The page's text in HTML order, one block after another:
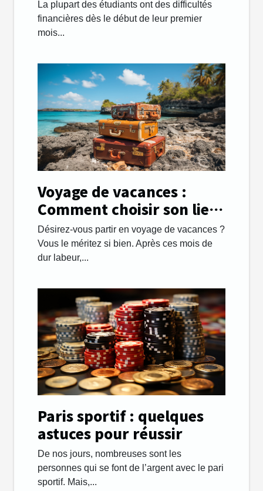
payer ses études ?
La plupart des étudiants ont des difficultés
financières dès le début de leur premier
mois...
Voyage de vacances :
Comment choisir son lieu
de destination avec
succès ?
Désirez-vous partir en voyage de vacances ?
Vous le méritez si bien. Après ces mois de
dur labeur,...
Paris sportif : quelques
astuces pour réussir
De nos jours, nombreuses sont les
personnes qui se font de l’argent avec le pari
sportif. Mais,...